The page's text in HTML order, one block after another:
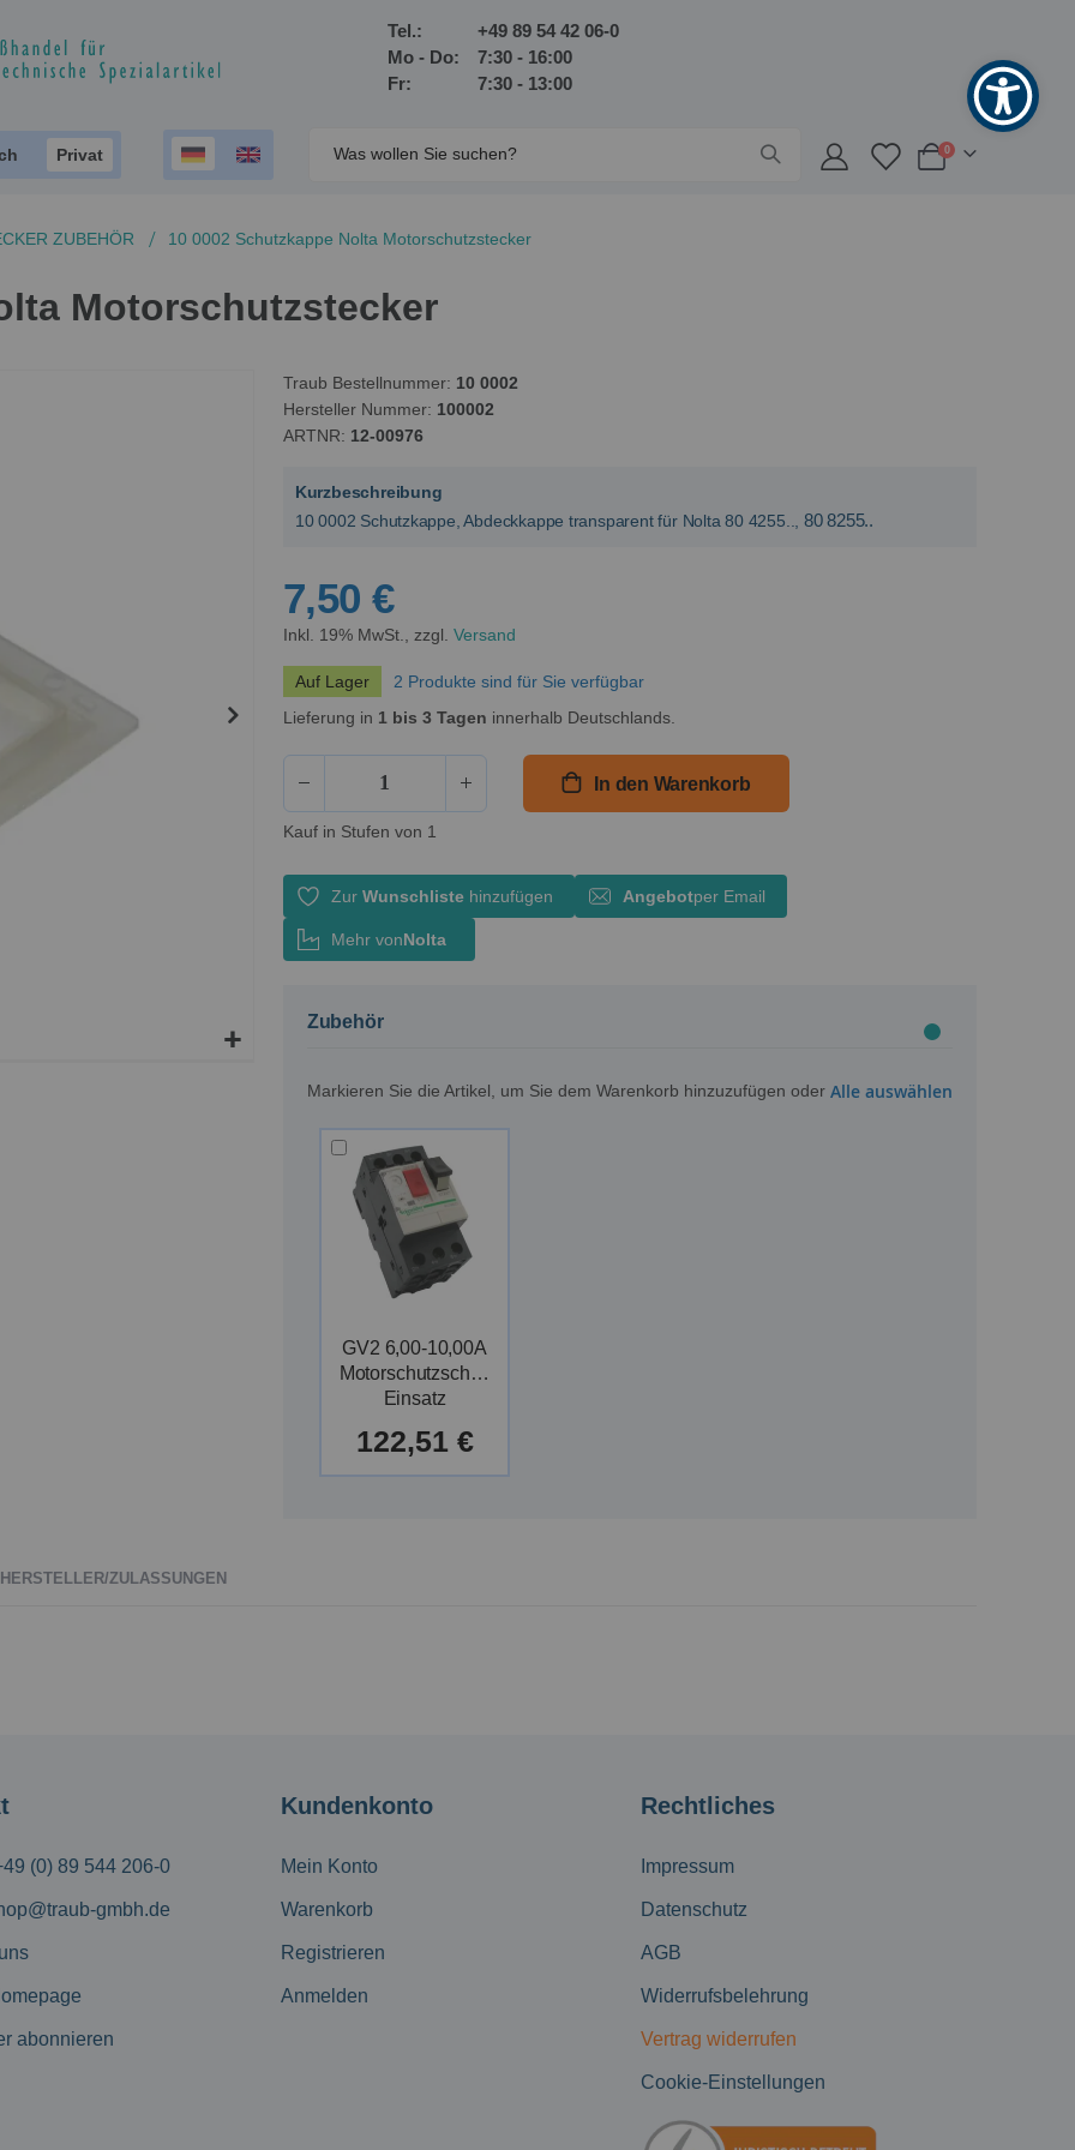
Tel.:
+49 89 54 42 06-0
Mo - Do:
7:30 - 16:00
Fr:
7:30 - 13:00
Privat
Warenkorb
0Artikel
ZUBEHÖR 10 0002 Schutzkappe Nolta Motorschutzstecker
Motorschutzstecker
Traub Bestellnummer 10 0002
Hersteller Nummer 100002
ARTNR
12-00976
Kurzbeschreibung
10 0002 Schutzkappe, Abdeckkappe transparent für Nolta 80 4255.., 80 8255..
7,50 €
Inkl. 19% MwSt., zzgl. Versand
Auf Lager
2 Produkte sind für Sie verfügbar
Lieferung in 1 bis 3 Tagen innerhalb Deutschlands.
In den Warenkorb
Kauf in Stufen von 1
Zur Wunschlistehinzufügen Angebotper Email
Mehr vonNolta
Zubehör
Markieren Sie die Artikel, um Sie dem Warenkorb hinzuzufügen oder Alle auswählen
GV2 6,00-10,00A
Motorschutzschalter
Einsatz
122,51 €
HERSTELLER/ZULASSUNGEN
(0) 89 544 206-0
gmbh.de
abonnieren
Kundenkonto
Mein Konto
Warenkorb
Registrieren
Anmelden
Rechtliches
Impressum
Datenschutz
AGB
Widerrufsbelehrung
Vertrag widerrufen
Cookie-Einstellungen